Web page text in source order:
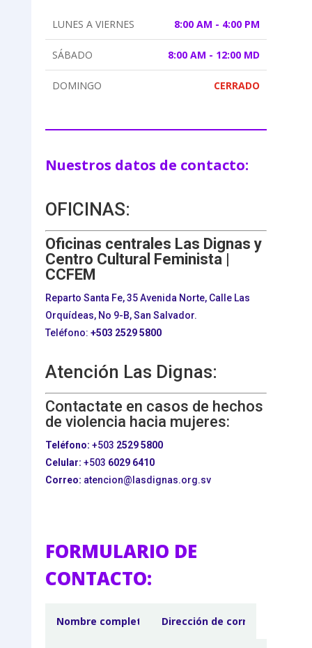
LUNES A VIERNES 8:00 AM - 4:00 PM
SÁBADO 8:00 AM - 12:00 MD
DOMINGO CERRADO
Nuestros datos de contacto:
OFICINAS:
Oficinas centrales Las Dignas y
Centro Cultural Feminista |
CCFEM
Reparto Santa Fe, 35 Avenida Norte, Calle Las
Orquídeas, No 9-B, San Salvador.
Teléfono: +503 2529 5800
Atención Las Dignas:
Contactate en casos de hechos
de violencia hacia mujeres:
Teléfono: +503 2529 5800
Celular: +503 6029 6410
Correo: atencion@lasdignas.org.sv
FORMULARIO DE
CONTACTO: